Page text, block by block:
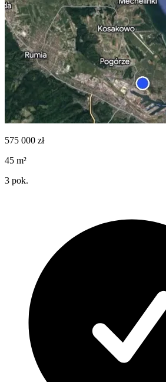
575 000 zł
45 m²
3 pok.